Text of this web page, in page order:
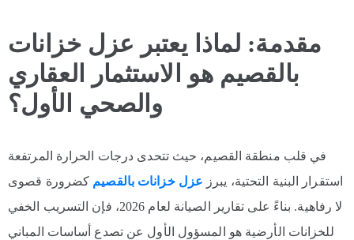
مقدمة: لماذا يعتبر عزل خزانات
بالقصيم هو الاستثمار العقاري
والصحي الأول؟
في قلب منطقة القصيم، حيث تتحدى درجات الحرارة المرتفعة
استقرار البنية التحتية، يبرز عزل خزانات بالقصيم كضرورة قصوى
لا رفاهية. بناءً على تقارير الصيانة لعام 2026، فإن التسريب الخفي
للخزانات الأرضية هو المسؤول الأول عن تصدع أساسات المباني